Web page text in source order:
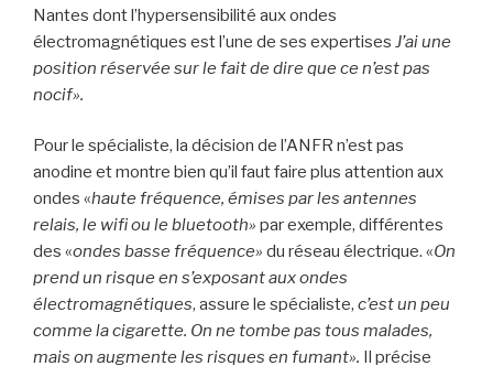
Nantes dont l’hypersensibilité aux ondes
électromagnétiques est l’une de ses expertises J’ai une
position réservée sur le fait de dire que ce n’est pas
nocif».
Pour le spécialiste, la décision de l’ANFR n’est pas
anodine et montre bien qu’il faut faire plus attention aux
ondes «haute fréquence, émises par les antennes
relais, le wifi ou le bluetooth» par exemple, différentes
des «ondes basse fréquence» du réseau électrique. «On
prend un risque en s’exposantaux ondes
électromagnétiques, assure le spécialiste, c’est un peu
comme la cigarette. On ne tombe pas tous malades,
mais on augmente les risques en fumant». Il précise